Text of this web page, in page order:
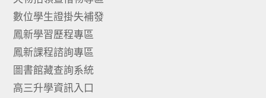
數位學生證掛失補發
鳳新學習歷程專區
鳳新課程諮詢專區
圖書館藏查詢系統
高三升學資訊入口